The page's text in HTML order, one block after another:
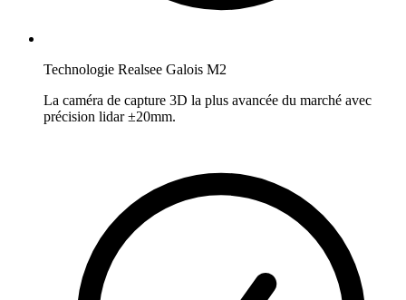
Technologie Realsee Galois M2
La caméra de capture 3D la plus avancée du marché avec
précision lidar ±20mm.